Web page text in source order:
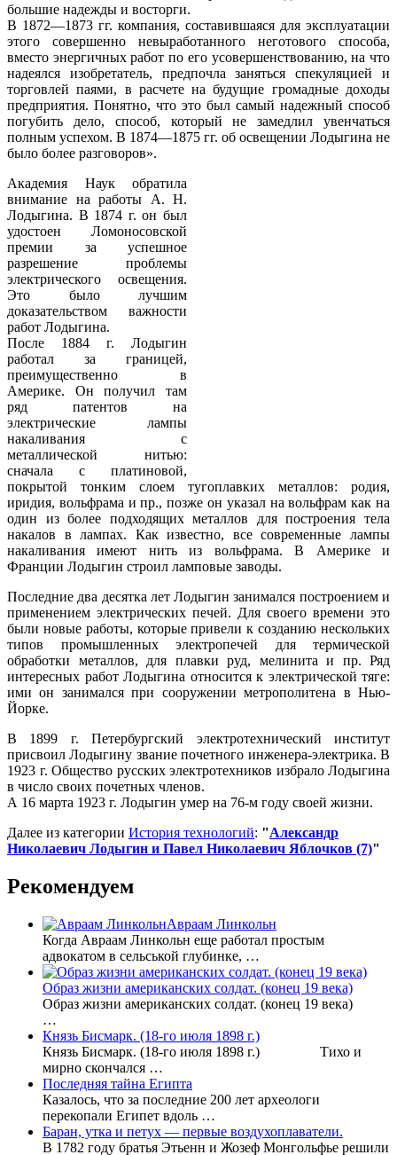
большие надежды и восторги.
В 1872—1873 гг. компания, составившаяся для эксплуатации
этого совершенно невыработанного неготового способа,
вместо энергичных работ по его усовершенствованию, на что
надеялся изобретатель, предпочла заняться спекуляцией и
торговлей паями, в расчете на будущие громадные доходы
предприятия. Понятно, что это был самый надежный способ
погубить дело, способ, который не замедлил увенчаться
полным успехом. В 1874—1875 гг. об освещении Лодыгина не
было более разговоров».
Академия Наук обратила
внимание на работы А. Н.
Лодыгина. В 1874 г. он был
удостоен Ломоносовской
премии за успешное
разрешение проблемы
электрического освещения.
Это было лучшим
доказательством важности
работ Лодыгина.
После 1884 г. Лодыгин
работал за границей,
преимущественно в
Америке. Он получил там
ряд патентов на
электрические лампы
накаливания с
металлической нитью:
сначала с платиновой,
покрытой тонким слоем тугоплавких металлов: родия,
иридия, вольфрама и пр., позже он указал на вольфрам как на
один из более подходящих металлов для построения тела
накалов в лампах. Как известно, все современные лампы
накаливания имеют нить из вольфрама. В Америке и
Франции Лодыгин строил ламповые заводы.
Последние два десятка лет Лодыгин занимался построением и
применением электрических печей. Для своего времени это
были новые работы, которые привели к созданию нескольких
типов промышленных электропечей для термической
обработки металлов, для плавки руд, мелинита и пр. Ряд
интересных работ Лодыгина относится к электрической тяге:
ими он занимался при сооружении метрополитена в Нью-
Йорке.
В 1899 г. Петербургский электротехнический институт
присвоил Лодыгину звание почетного инженера-электрика. В
1923 г. Общество русских электротехников избрало Лодыгина
в число своих почетных членов.
А 16 марта 1923 г. Лодыгин умер на 76-м году своей жизни.
Далее из категории История технологий: "Александр
Николаевич Лодыгин и Павел Николаевич Яблочков (7)"
Рекомендуем
Авраам Линкольн
Когда Авраам Линкольн еще работал простым
адвокатом в сельськой глубинке, …
Образ жизни американских солдат. (конец 19 века)
Образ жизни американских солдат. (конец 19 века)
…
Князь Бисмарк. (18-го июля 1898 г.)
Князь Бисмарк. (18-го июля 1898 г.) Тихо и
мирно скончался …
Последняя тайна Египта
Казалось, что за последние 200 лет археологи
перекопали Египет вдоль …
Баран, утка и петух — первые воздухоплаватели.
В 1782 году братья Этьенн и Жозеф Монгольфье решили